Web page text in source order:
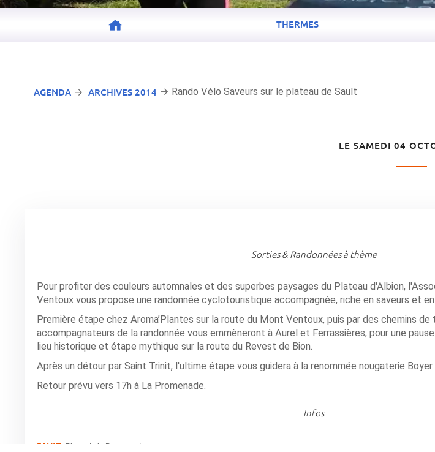
THERMES
AGENDA → ARCHIVES 2014 → Rando Vélo Saveurs sur le plateau de Sault
LE SAMEDI 04
Sorties & Randonnées à thème
Pour profiter des couleurs automnales et des superbes paysages du Plateau d'Albion,
Ventoux vous propose une randonnée cyclotouristique accompagnée, riche en saveurs et
Première étape chez Aroma’Plantes sur la route du Mont Ventoux, puis par des chemins
accompagnateurs de la randonnée vous emmèneront à Aurel et Ferrassières, pour une
lieu historique et étape mythique sur la route du Revest de Bion.
Après un détour par Saint Trinit, l'ultime étape vous guidera à la renommée nougaterie
Retour prévu vers 17h à La Promenade.
Infos
SAULT, Place de la Promenade